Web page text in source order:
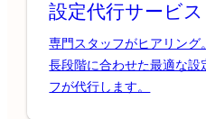
設定代行サービス
専門スタッフがヒアリング
長段階に合わせた最適な設
フが代行します。